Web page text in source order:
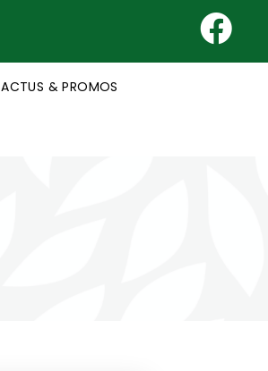
ACTUS & PROMOS